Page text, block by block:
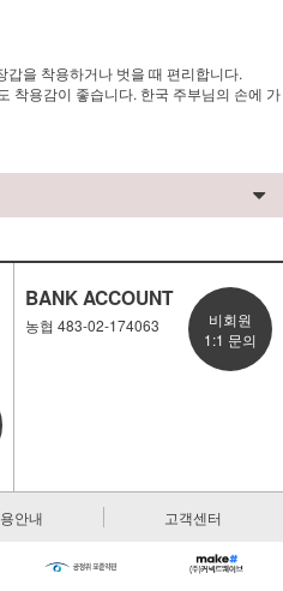
을 착용하거나 벗을 때 편리합니다.
착용감이 좋습니다. 한국 주부님의 손에 가
BANK ACCOUNT
농협 483-02-174063
비회원
1:1 문의
안내 고객센터